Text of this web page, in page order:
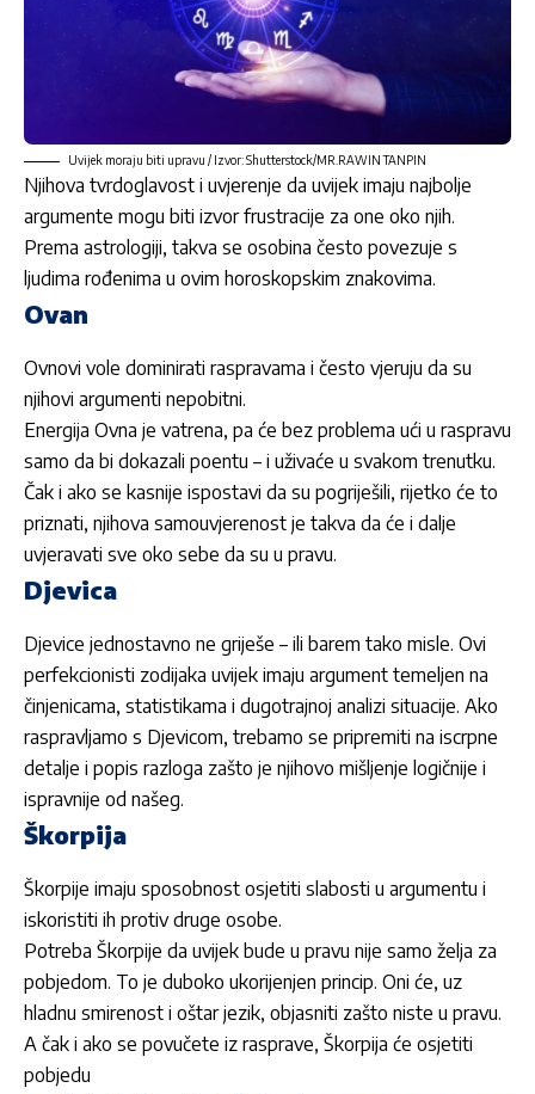
Uvijek moraju biti upravu / Izvor: Shutterstock/MR.RAWIN TANPIN
Njihova tvrdoglavost i uvjerenje da uvijek imaju najbolje
argumente mogu biti izvor frustracije za one oko njih.
Prema astrologiji, takva se osobina često povezuje s
ljudima rođenima u ovim horoskopskim znakovima.
Ovan
Ovnovi vole dominirati raspravama i često vjeruju da su
njihovi argumenti nepobitni.
Energija Ovna je vatrena, pa će bez problema ući u raspravu
samo da bi dokazali poentu – i uživaće u svakom trenutku.
Čak i ako se kasnije ispostavi da su pogriješili, rijetko će to
priznati, njihova samouvjerenost je takva da će i dalje
uvjeravati sve oko sebe da su u pravu.
Djevica
Djevice jednostavno ne griješe – ili barem tako misle. Ovi
perfekcionisti zodijaka uvijek imaju argument temeljen na
činjenicama, statistikama i dugotrajnoj analizi situacije. Ako
raspravljamo s Djevicom, trebamo se pripremiti na iscrpne
detalje i popis razloga zašto je njihovo mišljenje logičnije i
ispravnije od našeg.
Škorpija
Škorpije imaju sposobnost osjetiti slabosti u argumentu i
iskoristiti ih protiv druge osobe.
Potreba Škorpije da uvijek bude u pravu nije samo želja za
pobjedom. To je duboko ukorijenjen princip. Oni će, uz
hladnu smirenost i oštar jezik, objasniti zašto niste u pravu.
A čak i ako se povučete iz rasprave, Škorpija će osjetiti
pobjedu